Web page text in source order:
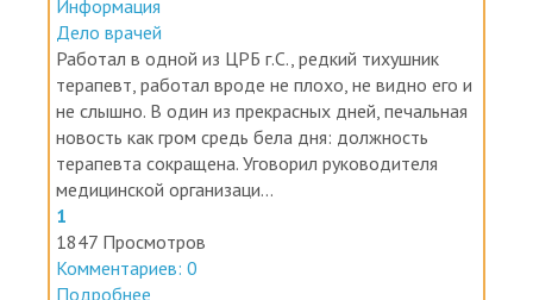
Дело врачей
Работал в одной из ЦРБ г.С., редкий тихушник
терапевт, работал вроде не плохо, не видно его и
не слышно. В один из прекрасных дней, печальная
новость как гром средь бела дня: должность
терапевта сокращена. Уговорил руководителя
медицинской организаци...
1
1847 Просмотров
Комментариев: 0
Подробнее
19 октября 2022